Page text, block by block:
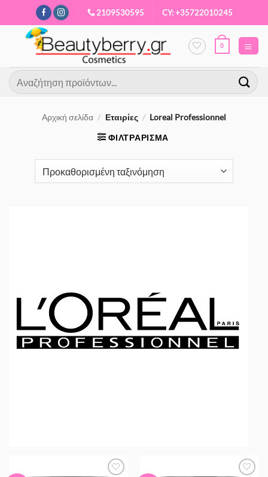
Μετάβαση
περιεχόμενο
2109530595 CY: +35722010245
0
Αναζήτηση
για:
Αρχική σελίδα / Εταιρίες / Loreal Professionnel
ΦΙΛΤΡΆΡΙΣΜΑ